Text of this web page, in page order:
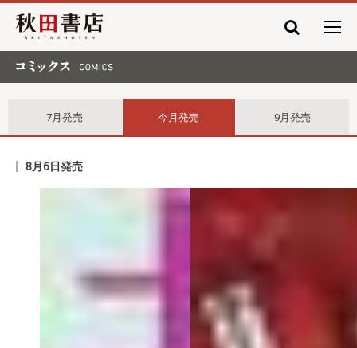
秋田書店
7月発売 今月発売 9月発売
8月6日発売